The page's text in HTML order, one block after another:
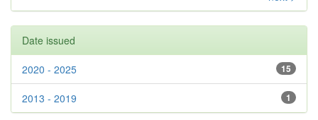
Date issued
15
2020 - 2025
1
2013 - 2019